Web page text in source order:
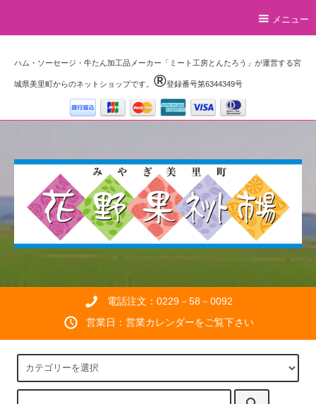
メニュー
ハム・ソーセージ・牛たん加工品メーカー「ミート工房とんたろう」が運営する宮
城県美里町からのネットショップです。 ®️登録番号第6344349号
電話注文：0229－58－0092
営業日：営業カレンダーをご覧下さい